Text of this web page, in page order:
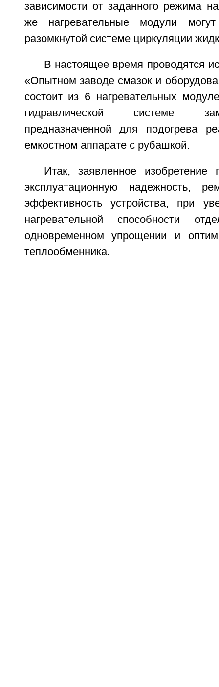
зависимости от заданного режима
же нагревательные модули
разомкнутой системе циркуляции
В настоящее время проводятся
«Опытном заводе смазок и
состоит из 6 нагревательных
гидравлической системе
предназначенной для подогрева
емкостном аппарате с рубашкой.
Итак, заявленное изобретение
эксплуатационную надежность,
эффективность устройства, при
нагревательной способности
одновременном упрощении и
теплообменника.